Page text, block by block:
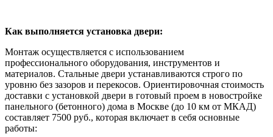
Как выполняется установка двери:
Монтаж осуществляется с использованием
профессионального оборудования, инструментов и
материалов. Стальные двери устанавливаются строго по
уровню без зазоров и перекосов. Ориентировочная стоимость
доставки с установкой двери в готовый проем в новостройке
панельного (бетонного) дома в Москве (до 10 км от МКАД)
составляет 7500 руб., которая включает в себя основные
работы: